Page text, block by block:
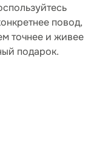
повод,
точнее и живее
подарок.